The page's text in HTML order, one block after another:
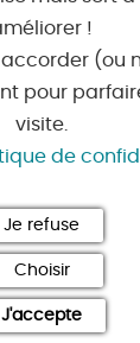
CANOË
profiter de
kayak, stand-
parcours au
ou 30km)....
!
accorder (ou
pour
visite.
de
Je refuse
Choisir
J'accepte